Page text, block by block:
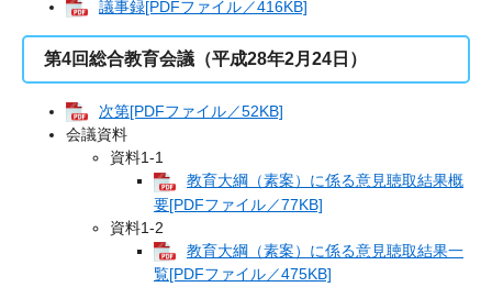
議事録[PDFファイル／416KB]
第4回総合教育会議（平成28年2月24日）
次第[PDFファイル／52KB]
会議資料
資料1‐1
教育大綱（素案）に係る意見聴取結果概
要[PDFファイル／77KB]
資料1‐2
教育大綱（素案）に係る意見聴取結果一
覧[PDFファイル／475KB]